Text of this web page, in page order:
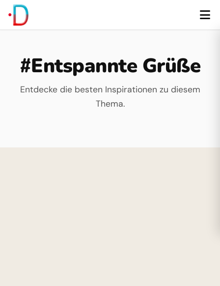
#Entspannte Grüße
Entdecke die besten Inspirationen zu diesem
Thema.